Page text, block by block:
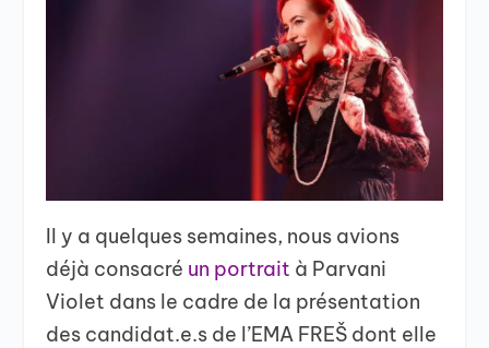
Il y a quelques semaines, nous avions
déjà consacré un portrait à Parvani
Violet dans le cadre de la présentation
des candidat.e.s de l’EMA FREŠ dont elle